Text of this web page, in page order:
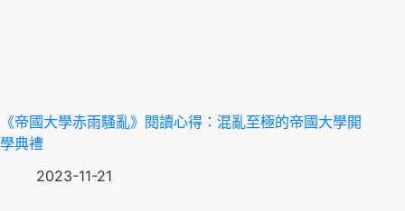
《帝國大學赤雨騷亂》閱讀心得：混亂至極的帝國大學開
學典禮
2023-11-21